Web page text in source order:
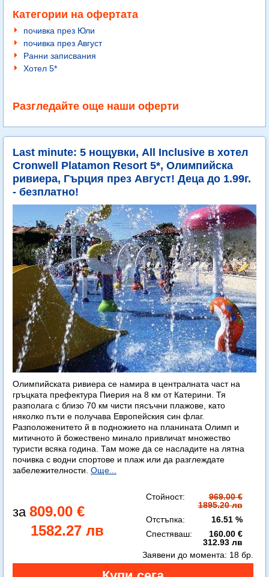
Категории на офертата
почивка през Юли
почивка през Август
Ранни записвания
Хотел 5*
Разгледайте още наши оферти
Last minute: 5 нощувки, All Inclusive в хотел
Cronwell Platamon Resort 5*, Олимпийска
ривиера, Гърция през Август! Деца до 1.99г.
- безплатно!
Олимпийската ривиера се намира в централната част на
гръцката префектура Пиерия на 8 км от Катерини. Тя
разполага с близо 70 км чисти пясъчни плажове, като
няколко пъти е получава Европейския син флаг.
Разположенитето й в подножието на планината Олимп и
митичното й божествено минало привличат множество
туристи всяка година. Там може да се насладите на лятна
почивка с водни спортове и плаж или да разглеждате
забележителности. Още...
809.00 €
1582.27 лв
Стойност:
969.00 €
1895.20 лв
Отстъпка:
16.51 %
Спестяваш:
160.00 €
312.93 лв
Заявени до момента: 18 бр.